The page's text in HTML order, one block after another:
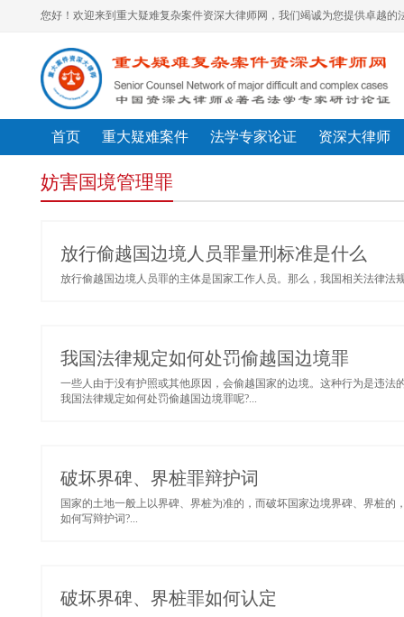
您好！欢迎来到重大疑难复杂案件资深大律师网，我们竭诚为您提供卓越的
首页 重大疑难案件 法学专家论证 资深大律师
妨害国境管理罪
放行偷越国边境人员罪量刑标准是什么
放行偷越国边境人员罪的主体是国家工作人员。那么，我国相关法律法
我国法律规定如何处罚偷越国边境罪
一些人由于没有护照或其他原因，会偷越国家的边境。这种行为是违
我国法律规定如何处罚偷越国边境罪呢?...
破坏界碑、界桩罪辩护词
国家的土地一般上以界碑、界桩为准的，而破坏国家边境界碑、界桩
如何写辩护词?...
破坏界碑、界桩罪如何认定